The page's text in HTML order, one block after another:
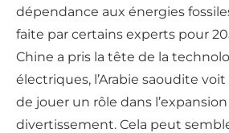
dépendance aux énergies
faite par certains experts pour
Chine a pris la tête de la
électriques, l’Arabie saoudite
de jouer un rôle dans
divertissement. Cela peut